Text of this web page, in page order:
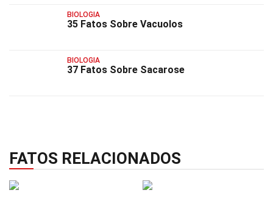
BIOLOGIA
35 Fatos Sobre Vacuolos
BIOLOGIA
37 Fatos Sobre Sacarose
FATOS RELACIONADOS